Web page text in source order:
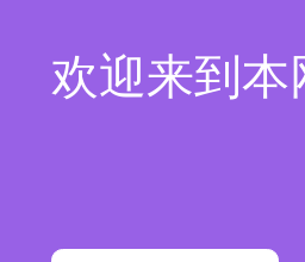
欢迎来到